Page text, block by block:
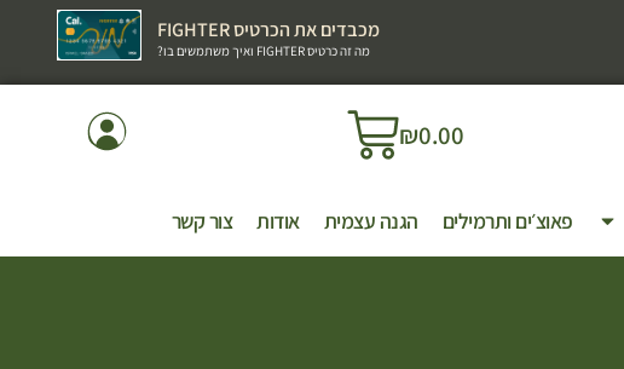
מכבדים את הכרטיס FIGHTER
מה זה כרטיס FIGHTER ואיך משתמשים בו?
₪0.00
פאוצ׳ים ותרמילים הגנה עצמית אודות צור קשר